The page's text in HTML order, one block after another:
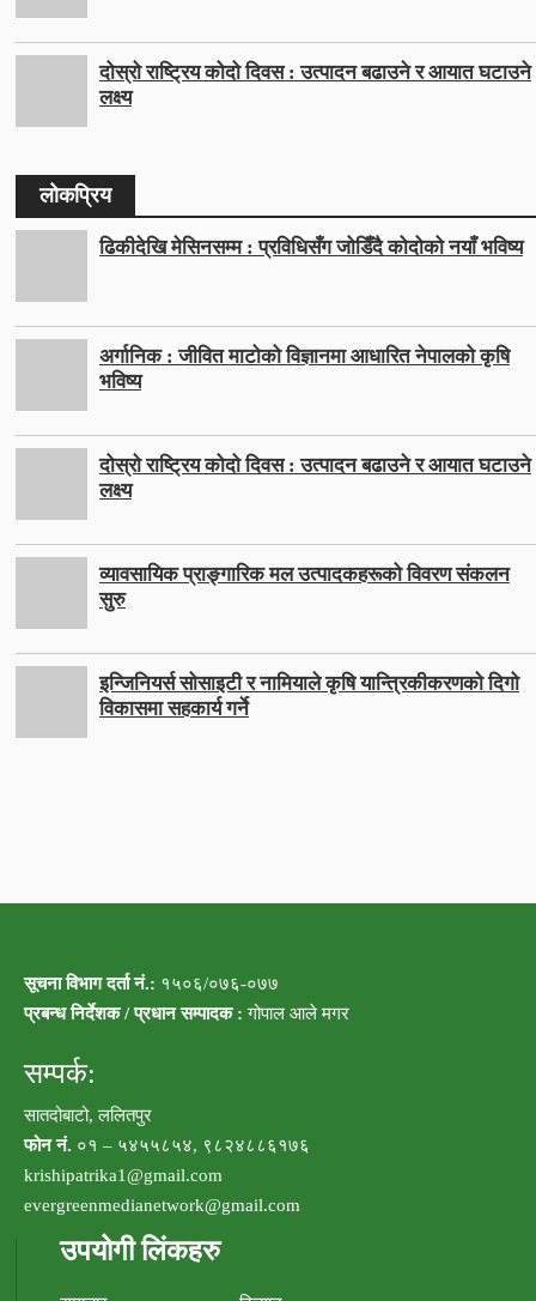
दोस्रो राष्ट्रिय कोदो दिवस : उत्पादन बढाउने र आयात घटाउने
लक्ष्य
लोकप्रिय
ढिकीदेखि मेसिनसम्म : प्रविधिसँग जोडिँदै कोदोको नयाँ भविष्य
अर्गानिक : जीवित माटोको विज्ञानमा आधारित नेपालको कृषि
भविष्य
दोस्रो राष्ट्रिय कोदो दिवस : उत्पादन बढाउने र आयात घटाउने
लक्ष्य
व्यावसायिक प्राङ्गारिक मल उत्पादकहरूको विवरण संकलन
सुरु
इन्जिनियर्स सोसाइटी र नामियाले कृषि यान्त्रिकीकरणको दिगो
विकासमा सहकार्य गर्ने
सूचना विभाग दर्ता नं.: १५०६/०७६-०७७
प्रबन्ध निर्देशक / प्रधान सम्पादक : गोपाल आले मगर
सम्पर्क:
सातदोबाटो, ललितपुर
फोन नं. ०१ – ५४५५८५४, ९८२४८८६१७६
krishipatrika1@gmail.com
evergreenmedianetwork@gmail.com
उपयोगी लिंकहरु